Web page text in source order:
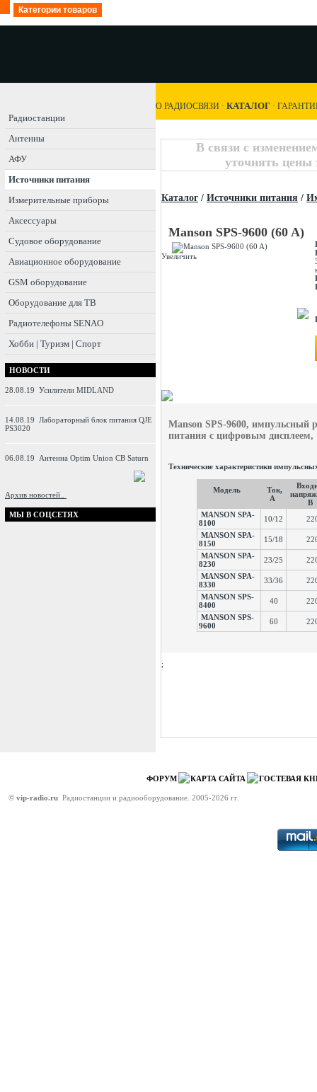
Категории товаров
Радиостанции
Антенны
АФУ
Источники питания
Измерительные приборы
Аксессуары
Судовое оборудование
Авиационное оборудование
GSM оборудование
Оборудование для ТВ
Радиотелефоны SENAO
Хобби | Туризм | Спорт
НОВОСТИ
28.08.19 Усилители MIDLAND
14.08.19 Лабораторный блок питания QJE
PS3020
06.08.19 Антенна Optim Union CB Saturn
Архив новостей..
МЫ В СОЦСЕТЯХ
О РАДИОСВЯЗИ · КАТАЛОГ ·
В связи с
уточнять цены
Каталог / Источники питания /
Manson SPS-9600 (60 A)
Увеличить
Manson SPS-9600, импульсный
питания с цифровым дисплеем,
Технические характеристики
Модель
Ток,
А
В
MANSON SPA-
8100
10/12
MANSON SPA-
8150
15/18
MANSON SPA-
8230
23/25
MANSON SPA-
8330
33/36
MANSON SPS-
8400
40
MANSON SPS-
9600
60
;
ФОРУМ КАРТА САЙТА ГОСТЕВАЯ
© vip-radio.ru Радиостанции и радиооборудование. 2005-2026 гг.